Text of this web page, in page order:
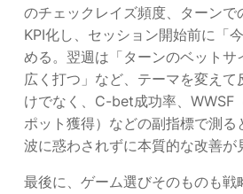
のチェックレイズ頻度、ターンで
KPI化し、セッション開始前に「
める。翌週は「ターンのベットサ
広く打つ」など、テーマを変えて
けでなく、C-bet成功率、WWSF
ポット獲得）などの副指標で測る
波に惑わされずに本質的な改善が
最後に、ゲーム選びそのものも戦